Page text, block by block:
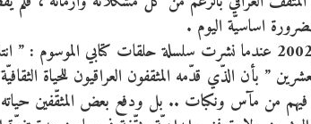
اساسيّة اليوم .
كنت قد قلت منذ العام 2002 عندما نشرت سلسلة حلقات كتابي الموسوم
” بأن الذّي قدّمه المثقفون العراقيون للحياة
من مآس ونكبات .. بل ودفع بعض المثقّفين حياته